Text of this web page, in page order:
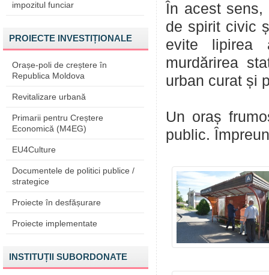
impozitul funciar
PROIECTE INVESTIȚIONALE
Orașe-poli de creștere în
Republica Moldova
Revitalizare urbană
Primarii pentru Creștere
Economică (M4EG)
EU4Culture
Documentele de politici publice /
strategice
Proiecte în desfășurare
Proiecte implementate
INSTITUȚII SUBORDONATE
În acest
de spirit civic
evite lipirea
murdărirea
urban curat și
Un oraș
public.